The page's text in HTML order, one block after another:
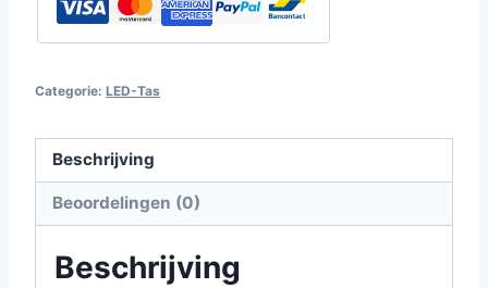
Categorie: LED-Tas
Beschrijving
Beoordelingen (0)
Beschrijving